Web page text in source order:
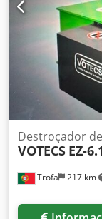
Trofa 217 km
Destroçador
VOTECS EZ-